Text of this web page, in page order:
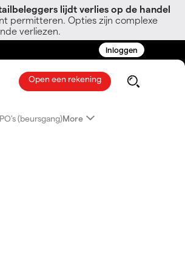
lijdt verlies op de handel
permitteren. Opties zijn complexe
verliezen.
Inloggen
Open een rekening
(beursgang)More